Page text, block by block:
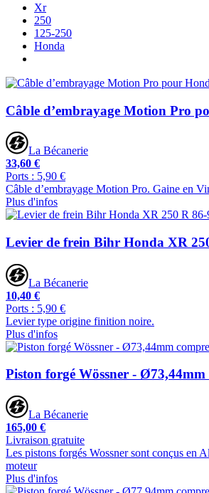
Xr
250
125-250
Honda
Câble d’embrayage Motion Pro
La Bécanerie
33,60 €
Ports : 5,90 €
Câble d’embrayage Motion Pro. Gaine en
Plus d'infos
Levier de frein Bihr Honda XR
La Bécanerie
10,40 €
Ports : 5,90 €
Levier type origine finition noire.
Plus d'infos
Piston forgé Wössner -
La Bécanerie
165,00 €
Livraison gratuite
Les pistons forgés Wossner sont conçus en
moteur
Plus d'infos